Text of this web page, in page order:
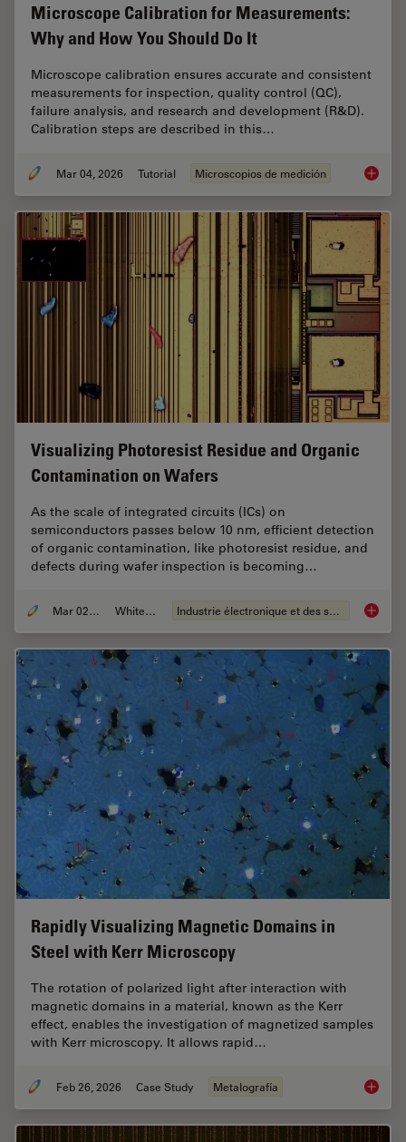
Microscope Calibration for Measurements:
Why and How You Should Do It
Microscope calibration ensures accurate and consistent
measurements for inspection, quality control (QC),
failure analysis, and research and development (R&D).
Calibration steps are described in this…
Mar 04, 2026 Tutorial Microscopios de medición
Visualizing Photoresist Residue and Organic
Contamination on Wafers
As the scale of integrated circuits (ICs) on
semiconductors passes below 10 nm, efficient detection
of organic contamination, like photoresist residue, and
defects during wafer inspection is becoming…
Mar 02, 2026 Whitepaper Industrie électronique et des semi-conducteurs
Rapidly Visualizing Magnetic Domains in
Steel with Kerr Microscopy
The rotation of polarized light after interaction with
magnetic domains in a material, known as the Kerr
effect, enables the investigation of magnetized samples
with Kerr microscopy. It allows rapid…
Feb 26, 2026 Case Study Metalografía